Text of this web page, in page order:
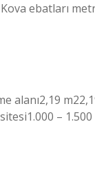
ebatları
alanı2,19
– 1.500